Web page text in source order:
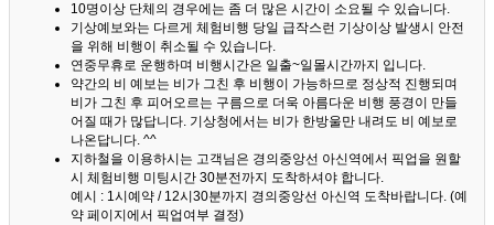
10명이상 단체의 경우에는 좀 더 많은 시간이 소요될 수 있습니다.
기상예보와는 다르게 체험비행 당일 급작스런 기상이상 발생시 안전
을 위해 비행이 취소될 수 있습니다.
연중무휴로 운행하며 비행시간은 일출~일몰시간까지 입니다.
약간의 비 예보는 비가 그친 후 비행이 가능하므로 정상적 진행되며
비가 그친 후 피어오르는 구름으로 더욱 아름다운 비행 풍경이 만들
어질 때가 많답니다. 기상청에서는 비가 한방울만 내려도 비 예보로
나온답니다. ^^
지하철을 이용하시는 고객님은 경의중앙선 아신역에서 픽업을 원할
시 체험비행 미팅시간 30분전까지 도착하셔야 합니다.
예시 : 1시예약 / 12시30분까지 경의중앙선 아신역 도착바랍니다. (예
약 페이지에서 픽업여부 결정)